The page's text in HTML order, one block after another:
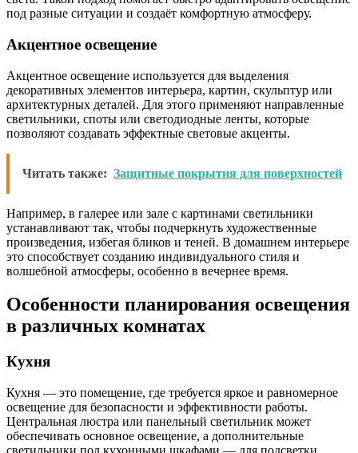
под разные ситуации и создаёт комфортную атмосферу.
Акцентное освещение
Акцентное освещение используется для выделения
декоративных элементов интерьера, картин, скульптур или
архитектурных деталей. Для этого применяют направленные
светильники, споты или светодиодные ленты, которые
позволяют создавать эффектные световые акценты.
Читать также: Защитные покрытия для поверхностей
Например, в галерее или зале с картинами светильники
устанавливают так, чтобы подчеркнуть художественные
произведения, избегая бликов и теней. В домашнем интерьере
это способствует созданию индивидуального стиля и
волшебной атмосферы, особенно в вечернее время.
Особенности планирования освещения
в различных комнатах
Кухня
Кухня — это помещение, где требуется яркое и равномерное
освещение для безопасности и эффективности работы.
Центральная люстра или панельный светильник может
обеспечивать основное освещение, а дополнительные
светильники под кухонными шкафами — для подсветки